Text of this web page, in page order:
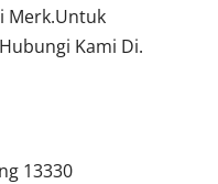
Merk.Untuk
Kami Di.
13330